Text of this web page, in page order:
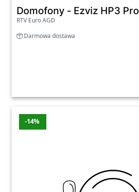
Domofony - Ezviz HP3 Pro
RTV Euro AGD
Darmowa dostawa
-14%